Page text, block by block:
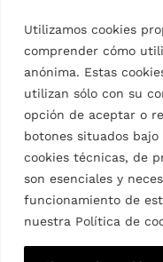
Utilizamos cookies
comprender cómo
anónima. Estas
utilizan sólo con su
opción de aceptar o
botones situados
cookies técnicas, de
son esenciales y
funcionamiento de
nuestra Política de
English